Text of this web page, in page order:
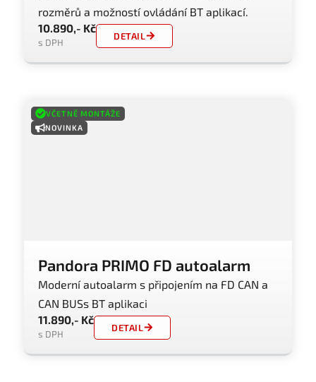
rozměrů a možností ovládání BT aplikací.
10.890,- Kč
s DPH
DETAIL
VČETNĚ MONTÁŽE
NOVINKA
Pandora PRIMO FD autoalarm
Moderní autoalarm s připojením na FD CAN a
CAN BUSs BT aplikaci
11.890,- Kč
s DPH
DETAIL